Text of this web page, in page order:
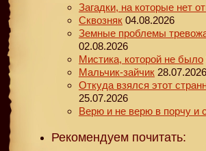
Загадки, на которые нет
Сквозняк 04.08.2026
Земные проблемы
02.08.2026
Мистика, которой не было
Мальчик-зайчик 28.07.2026
Откуда взялся этот
25.07.2026
Верю и не верю в порчу и
Рекомендуем почитать: